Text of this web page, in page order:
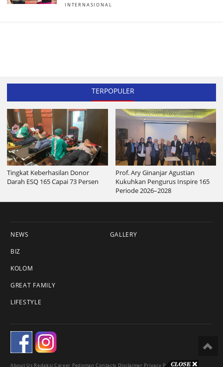
INTERNASIONAL
TERPOPULER
Tingkat Keberhasilan Donor
Darah ESQ 165 Capai 73 Persen
Prof. Ary Ginanjar Agustian
Kukuhkan Pengurus Inspire 165
Periode 2026–2028
NEWS
BIZ
KOLOM
GREAT FAMILY
LIFESTYLE
GALLERY
About Us Redaksi Career Pedoman Contacts Disclaimer Privacy Policy